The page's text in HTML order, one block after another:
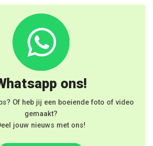
ons!
Of heb jij een boeiende foto of video
gemaakt?
jouw nieuws met ons!